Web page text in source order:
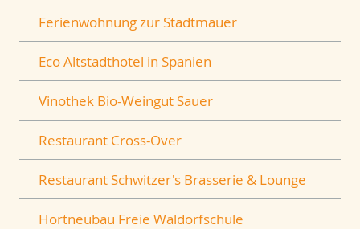
Ferienwohnung zur Stadtmauer
Eco Altstadthotel in Spanien
Vinothek Bio-Weingut Sauer
Restaurant Cross-Over
Restaurant Schwitzer's Brasserie & Lounge
Hortneubau Freie Waldorfschule